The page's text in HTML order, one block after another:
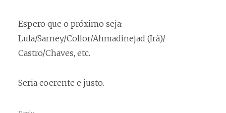
Espero que o próximo seja:
Lula/Sarney/Collor/Ahmadinejad (Irã)/
Castro/Chaves, etc.
Seria coerente e justo.